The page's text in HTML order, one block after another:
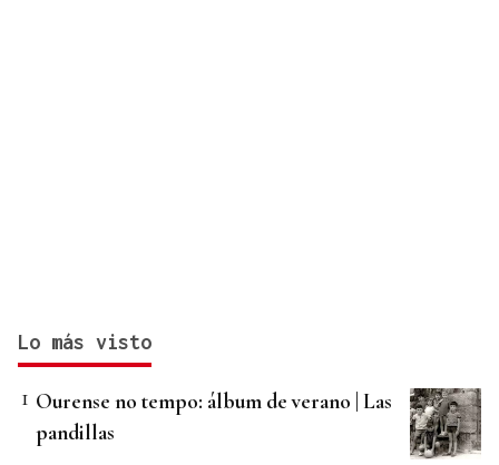
Lo más visto
Ourense no tempo: álbum de verano | Las
pandillas